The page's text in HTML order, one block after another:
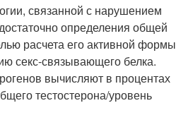
связанной с нарушением
определения общей
расчета его активной формы
секс-связывающего белка.
вычисляют в процентах
тестостерона/уровень